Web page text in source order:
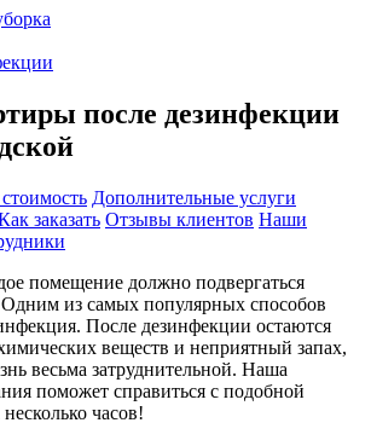
после дезинфекции
Дополнительные услуги
заказать Отзывы клиентов Наши
помещение должно подвергаться
Одним из самых популярных способов
После дезинфекции остаются
веществ и неприятный запах,
весьма затруднительной. Наша
поможет справиться с подобной
часов!